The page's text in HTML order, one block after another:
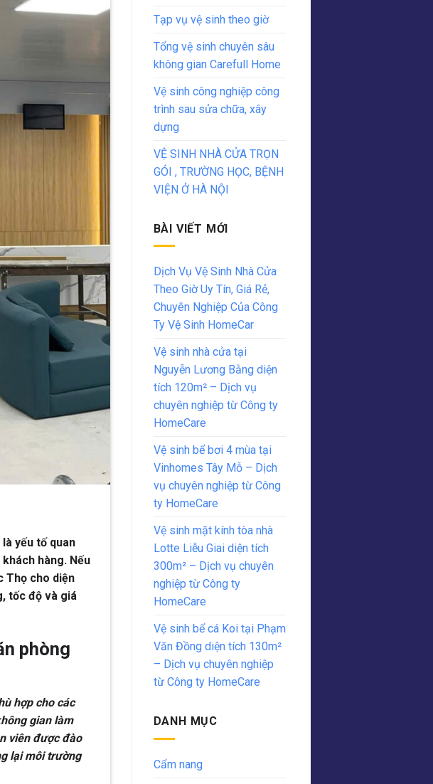
yếu tố quan
hàng. Nếu
Thọ cho diện
tốc độ và giá
phòng
hợp cho các
gian làm
viên được đào
lại môi trường
Tạp vụ vệ sinh theo giờ
Tổng vệ sinh chuyên sâu
không gian Carefull Home
Vệ sinh công nghiệp công
trình sau sửa chữa, xây
dựng
VỆ SINH NHÀ CỬA TRỌN
GÓI , TRƯỜNG HỌC, BỆNH
VIỆN Ở HÀ NỘI
BÀI VIẾT MỚI
Dịch Vụ Vệ Sinh Nhà Cửa
Theo Giờ Uy Tín, Giá Rẻ,
Chuyên Nghiệp Của Công
Ty Vệ Sinh HomeCar
Vệ sinh nhà cửa tại
Nguyễn Lương Bằng diện
tích 120m² – Dịch vụ
chuyên nghiệp từ Công ty
HomeCare
Vệ sinh bể bơi 4 mùa tại
Vinhomes Tây Mỗ – Dịch
vụ chuyên nghiệp từ Công
ty HomeCare
Vệ sinh mặt kính tòa nhà
Lotte Liễu Giai diện tích
300m² – Dịch vụ chuyên
nghiệp từ Công ty
HomeCare
Vệ sinh bể cá Koi tại Phạm
Văn Đồng diện tích 130m²
– Dịch vụ chuyên nghiệp
từ Công ty HomeCare
DANH MỤC
Cẩm nang